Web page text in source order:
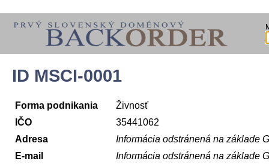
ID MSCI-0001
Forma podnikania
Živnosť
IČO
35441062
Adresa
Informácia odstránená na základe
E-mail
Informácia odstránená na základe